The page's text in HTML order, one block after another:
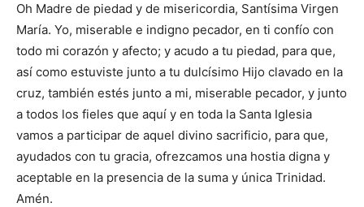
Oh Madre de piedad y de misericordia, Santísima Virgen
María. Yo, miserable e indigno pecador, en ti confío con
todo mi corazón y afecto; y acudo a tu piedad, para que,
así como estuviste junto a tu dulcísimo Hijo clavado en la
cruz, también estés junto a mi, miserable pecador, y junto
a todos los fieles que aquí y en toda la Santa Iglesia
vamos a participar de aquel divino sacrificio, para que,
ayudados con tu gracia, ofrezcamos una hostia digna y
aceptable en la presencia de la suma y única Trinidad.
Amén.